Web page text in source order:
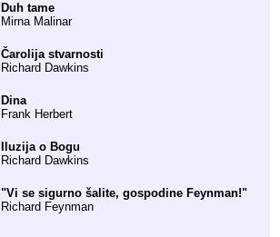
Duh tame
Mirna Malinar
Čarolija stvarnosti
Richard Dawkins
Dina
Frank Herbert
Iluzija o Bogu
Richard Dawkins
"Vi se sigurno šalite, gospodine Feynman!"
Richard Feynman